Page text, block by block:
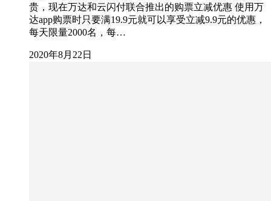
贵，现在万达和云闪付联合推出的购票立减优惠 使用万
达app购票时只要满19.9元就可以享受立减9.9元的优惠，
每天限量2000名，每…
2020年8月22日